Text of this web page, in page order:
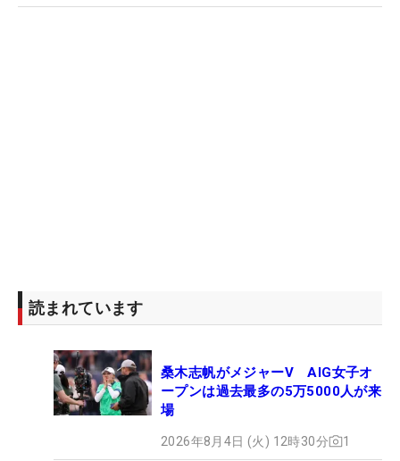
読まれています
桑木志帆がメジャーV AIG女子オ
ープンは過去最多の5万5000人が来
場
2026年8月4日 (火) 12時30分 1